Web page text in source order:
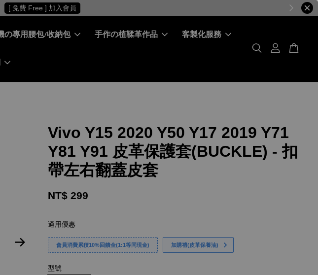
[ 免費 Free ] 加入會員
の專用腰包/收納包 手作の植鞣革作品 客製化服務
Vivo Y15 2020 Y50 Y17 2019 Y71
Y81 Y91 皮革保護套(BUCKLE) - 扣
帶左右翻蓋皮套
NT$ 299
適用優惠
會員消費累積10%回饋金(1:1等同現金) 加購禮(皮革保養油)
型號